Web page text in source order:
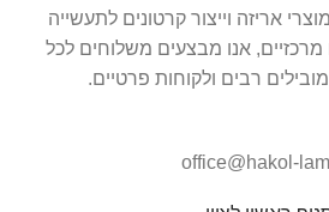
אריזה וייצור קרטונים לתעשייה
2 סניפים מרכזיים, אנו מבצעים משלוחים לכל
רבים ולקוחות פרטיים.